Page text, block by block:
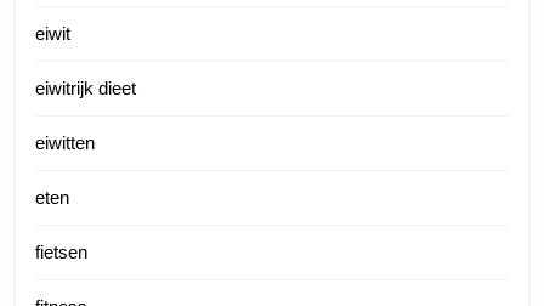
eiwit
eiwitrijk dieet
eiwitten
eten
fietsen